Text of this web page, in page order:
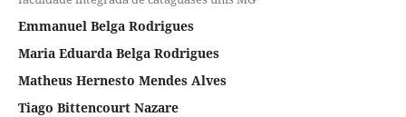
Emmanuel Belga Rodrigues
Maria Eduarda Belga Rodrigues
Matheus Hernesto Mendes Alves
Tiago Bittencourt Nazare